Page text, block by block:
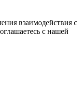
взаимодействия с
с нашей